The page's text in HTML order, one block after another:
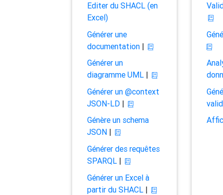
Editer du SHACL (en
Excel)
Générer une
documentation|
Générer un
diagramme UML|
Générer un @context
JSON-LD|
Génère un schema
JSON|
Générer des requêtes
SPARQL|
Générer un Excel à
partir du SHACL|